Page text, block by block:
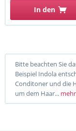
In den
Bitte beachten Sie
Beispiel Indola
Conditoner und die
um dem Haar...